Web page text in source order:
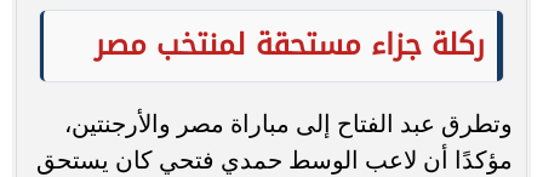
ركلة جزاء مستحقة لمنتخب مصر
وتطرق عبد الفتاح إلى مباراة مصر والأرجنتين،
مؤكدًا أن لاعب الوسط حمدي فتحي كان يستحق